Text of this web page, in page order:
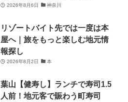
2026年8月6日 神奈川
リゾートバイト先では一度は本
屋へ｜旅をもっと楽しむ地元情
報探し
2026年8月2日 本
葉山【健寿し】ランチで寿司1.5
人前！地元客で賑わう町寿司